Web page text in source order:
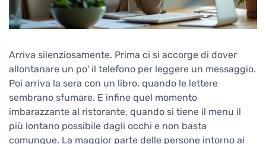
Arriva silenziosamente. Prima ci si accorge di dover
allontanare un po' il telefono per leggere un messaggio.
Poi arriva la sera con un libro, quando le lettere
sembrano sfumare. E infine quel momento
imbarazzante al ristorante, quando si tiene il menu il
più lontano possibile dagli occhi e non basta
comunque. La maggior parte delle persone intorno ai